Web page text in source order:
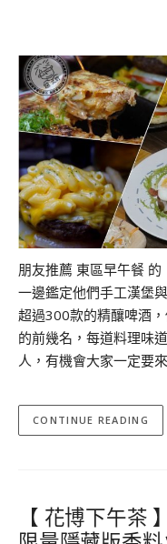
朋友推薦 東區早午餐
一邊鑑定他們手工漢堡
超過300款的精釀啤酒
的前幾名，每道料理味
人，有機會大家一定要
CONTINUE READING
【 花博下午茶